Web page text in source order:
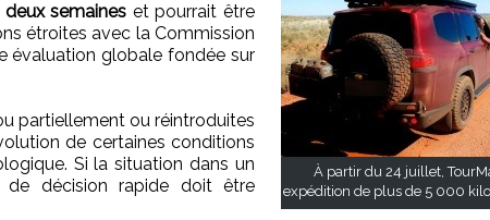
semaines et pourrait être
étroites avec la Commission
évaluation globale fondée sur
partiellement ou réintroduites
de certaines conditions
Si la situation dans un
de décision rapide doit être
À partir du 24 juillet,
expédition de plus de 5 000